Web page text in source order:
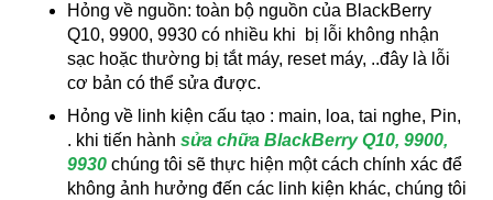
Hỏng về nguồn: toàn bộ nguồn của BlackBerry
Q10, 9900, 9930 có nhiều khi bị lỗi không nhận
sạc hoặc thường bị tắt máy, reset máy, ..đây là lỗi
cơ bản có thể sửa được.
Hỏng về linh kiện cấu tạo : main, loa, tai nghe, Pin,
. khi tiến hànhsửa chữa BlackBerry Q10, 9900,
9930 chúng tôi sẽ thực hiện một cách chính xác để
không ảnh hưởng đến các linh kiện khác, chúng tôi